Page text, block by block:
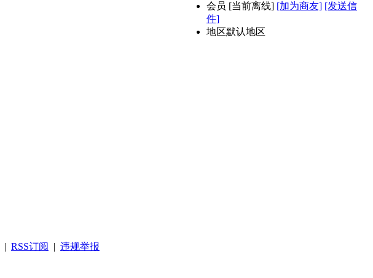
会员 [当前离线] [加为商友] [发送信
件]
地区默认地区
| RSS订阅 | 违规举报